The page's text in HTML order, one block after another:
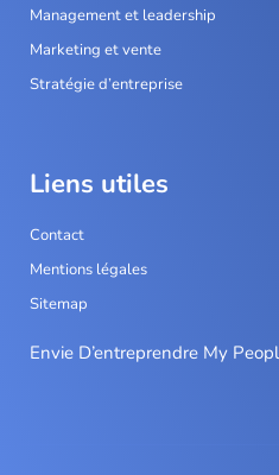
Management et leadership
Marketing et vente
Stratégie d’entreprise
Liens utiles
Contact
Mentions légales
Sitemap
Envie D’entreprendre My